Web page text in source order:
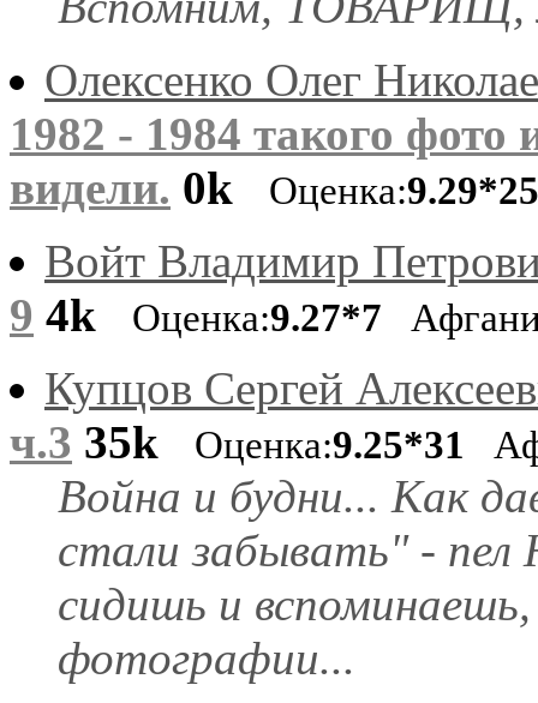
Олексенко Олег
1982 - 1984 такого
видели. 0k Оценка:9.29*25
Войт Владимир
9 4k Оценка:9.27*7
Купцов Сергей
ч.3 35k Оценка:9.25*31
Война и будни... Как
стали забывать" -
сидишь и
фотографии...